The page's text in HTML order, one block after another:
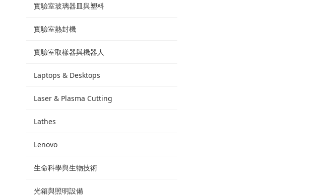
實驗室玻璃器皿與塑料
實驗室熱封機
實驗室取樣器與機器人
Laptops & Desktops
Laser & Plasma Cutting
Lathes
Lenovo
生命科學與生物技術
光箱與照明設備